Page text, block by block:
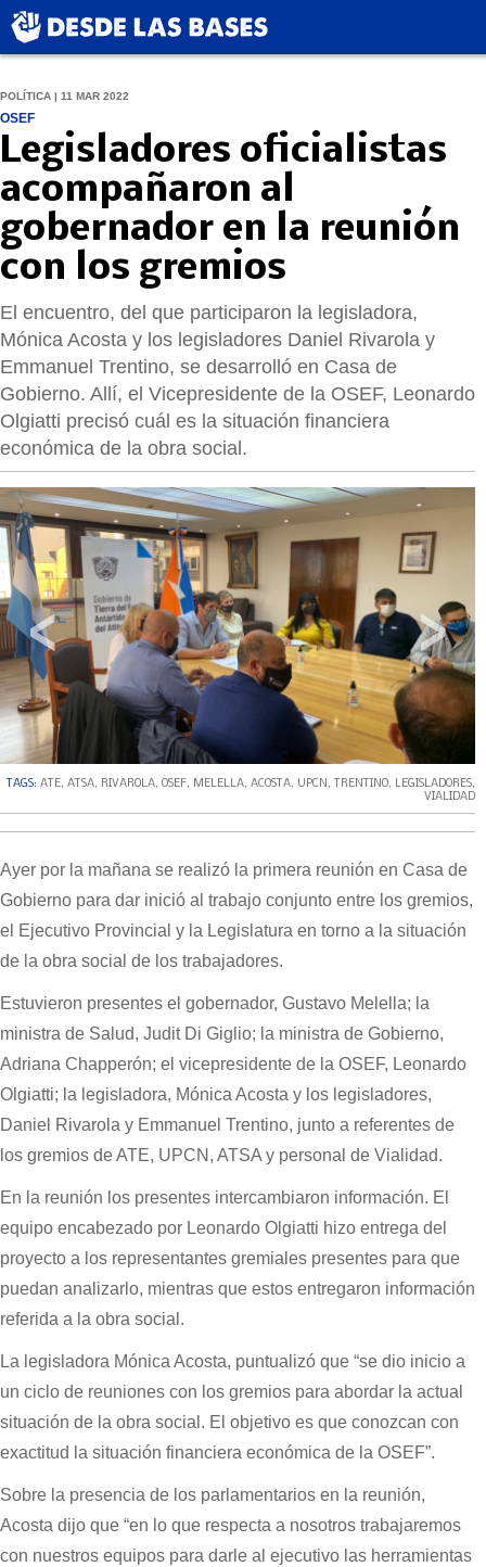
POLÍTICA | 11 MAR 2022
OSEF
Legisladores oficialistas
acompañaron al
gobernador en la reunión
con los gremios
El encuentro, del que participaron la legisladora,
Mónica Acosta y los legisladores Daniel Rivarola y
Emmanuel Trentino, se desarrolló en Casa de
Gobierno. Allí, el Vicepresidente de la OSEF, Leonardo
Olgiatti precisó cuál es la situación financiera
económica de la obra social.
‹ ›
TAGS: ATE, ATSA, RIVAROLA, OSEF, MELELLA, ACOSTA, UPCN , TRENTINO, LEGISLADORES,
VIALIDAD
Ayer por la mañana se realizó la primera reunión en Casa de
Gobierno para dar inició al trabajo conjunto entre los gremios,
el Ejecutivo Provincial y la Legislatura en torno a la situación
de la obra social de los trabajadores.
Estuvieron presentes el gobernador, Gustavo Melella; la
ministra de Salud, Judit Di Giglio; la ministra de Gobierno,
Adriana Chapperón; el vicepresidente de la OSEF, Leonardo
Olgiatti; la legisladora, Mónica Acosta y los legisladores,
Daniel Rivarola y Emmanuel Trentino, junto a referentes de
los gremios de ATE, UPCN, ATSA y personal de Vialidad.
En la reunión los presentes intercambiaron información. El
equipo encabezado por Leonardo Olgiatti hizo entrega del
proyecto a los representantes gremiales presentes para que
puedan analizarlo, mientras que estos entregaron información
referida a la obra social.
La legisladora Mónica Acosta, puntualizó que “se dio inicio a
un ciclo de reuniones con los gremios para abordar la actual
situación de la obra social. El objetivo es que conozcan con
exactitud la situación financiera económica de la OSEF”.
Sobre la presencia de los parlamentarios en la reunión,
Acosta dijo que “en lo que respecta a nosotros trabajaremos
con nuestros equipos para darle al ejecutivo las herramientas